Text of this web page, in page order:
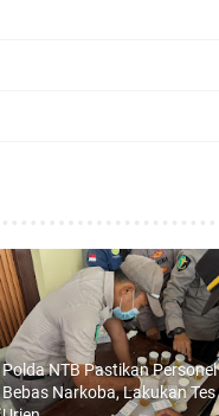
Polda NTB Pastikan Personel
Bebas Narkoba, Lakukan Tes